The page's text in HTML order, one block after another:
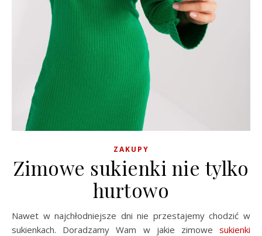
ZAKUPY
Zimowe sukienki nie tylko
hurtowo
Nawet w najchłodniejsze dni nie przestajemy chodzić w
sukienkach. Doradzamy Wam w jakie zimowe sukienki